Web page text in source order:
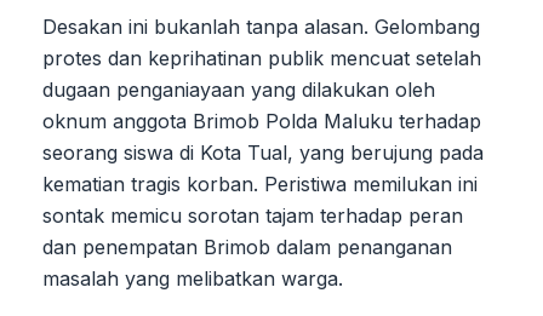
Desakan ini bukanlah tanpa alasan. Gelombang
protes dan keprihatinan publik mencuat setelah
dugaan penganiayaan yang dilakukan oleh
oknum anggota Brimob Polda Maluku terhadap
seorang siswa di Kota Tual, yang berujung pada
kematian tragis korban. Peristiwa memilukan ini
sontak memicu sorotan tajam terhadap peran
dan penempatan Brimob dalam penanganan
masalah yang melibatkan warga.